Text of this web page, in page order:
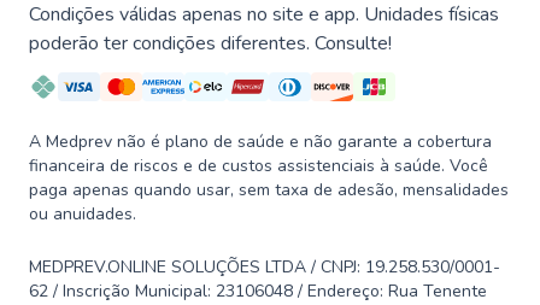
Condições válidas apenas no site e app. Unidades físicas
poderão ter condições diferentes. Consulte!
A Medprev não é plano de saúde e não garante a cobertura
financeira de riscos e de custos assistenciais à saúde. Você
paga apenas quando usar, sem taxa de adesão, mensalidades
ou anuidades.
MEDPREV.ONLINE SOLUÇÕES LTDA / CNPJ: 19.258.530/0001-
62 / Inscrição Municipal: 23106048 / Endereço: Rua Tenente